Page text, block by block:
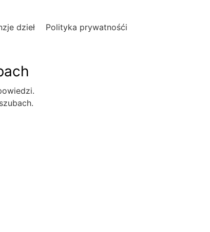
dzieł Polityka prywatnośći